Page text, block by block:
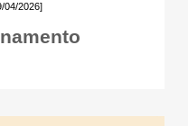
04/2026]